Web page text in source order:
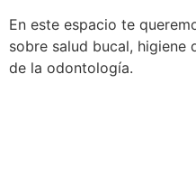
En este espacio te
sobre salud bucal, higiene
de la odontología.